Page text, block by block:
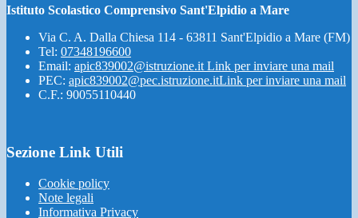
Istituto Scolastico Comprensivo Sant'Elpidio a Mare
Via C. A. Dalla Chiesa 114 - 63811 Sant'Elpidio a Mare (FM)
Tel: 07348196600
Email: apic839002@istruzione.it Link per inviare una mail
PEC: apic839002@pec.istruzione.itLink per inviare una mail
C.F.: 90055110440
Sezione Link Utili
Cookie policy
Note legali
Informativa Privacy